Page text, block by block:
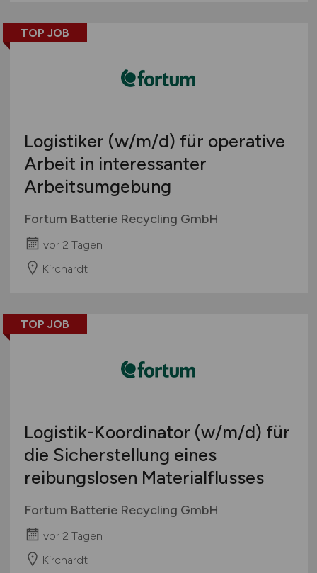
TOP JOB
Logistiker (w/m/d) für operative
Arbeit in interessanter
Arbeitsumgebung
Fortum Batterie Recycling GmbH
vor 2 Tagen
Kirchardt
TOP JOB
Logistik-Koordinator (w/m/d) für
die Sicherstellung eines
reibungslosen Materialflusses
Fortum Batterie Recycling GmbH
vor 2 Tagen
Kirchardt